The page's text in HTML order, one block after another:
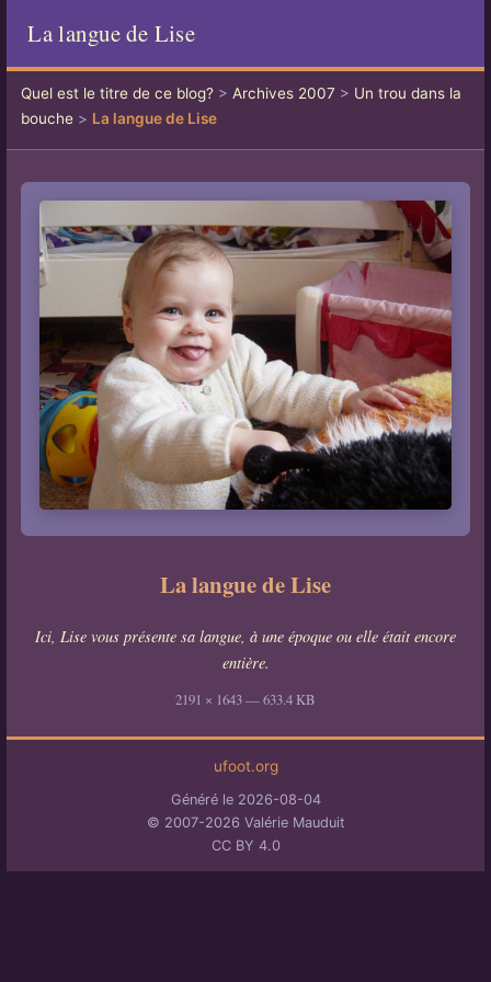
La langue de Lise
Quel est le titre de ce blog?> Archives 2007 > Un trou dans la
bouche> La langue de Lise
La langue de Lise
Ici, Lise vous présente sa langue, à une époque ou elle était encore
entière.
2191 × 1643 — 633.4 KB
ufoot.org
Généré le 2026-08-04
© 2007-2026 Valérie Mauduit
CC BY 4.0